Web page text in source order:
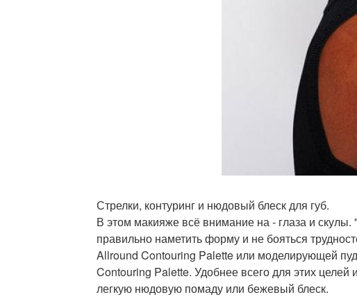
Стрелки, контуринг и нюдовый блеск для губ.
В этом макияже всё внимание на - глаза и
правильно наметить форму и не бояться
Allround Contouring Palette или моделирующей
Contouring Palette. Удобнее всего для этих целей
легкую нюдовую помаду или бежевый блеск.